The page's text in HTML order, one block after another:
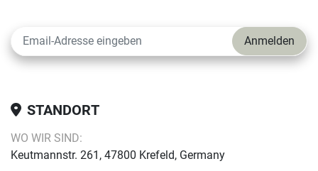
Anmelden
STANDORT
WO WIR SIND:
Keutmannstr. 261, 47800 Krefeld, Germany